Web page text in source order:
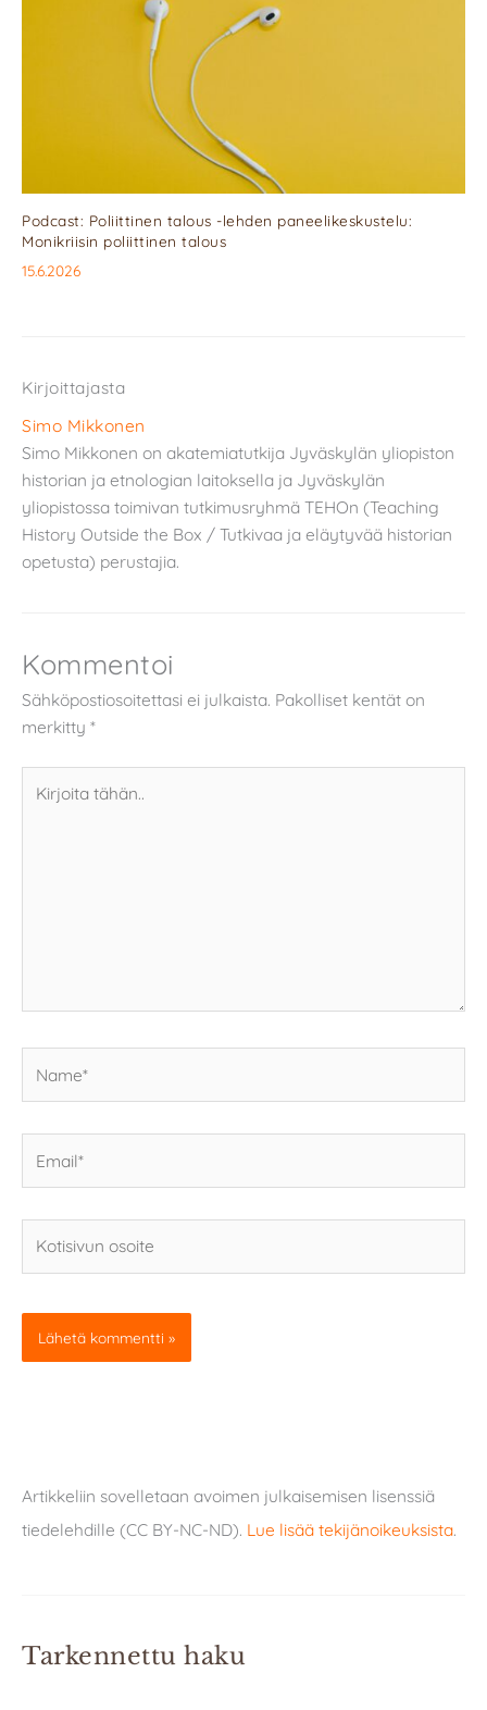
Podcast: Poliittinen talous -lehden paneelikeskustelu:
Monikriisin poliittinen talous
15.6.2026
Kirjoittajasta
Simo Mikkonen
Simo Mikkonen on akatemiatutkija Jyväskylän yliopiston
historian ja etnologian laitoksella ja Jyväskylän
yliopistossa toimivan tutkimusryhmä TEHOn (Teaching
History Outside the Box / Tutkivaa ja eläytyvää historian
opetusta) perustajia.
Kommentoi
Sähköpostiosoitettasi ei julkaista. Pakolliset kentät on
merkitty *
tähän..
osoite
Artikkeliin sovelletaan avoimen julkaisemisen lisenssiä
tiedelehdille (CC BY-NC-ND). Lue lisää tekijänoikeuksista.
Tarkennettu haku